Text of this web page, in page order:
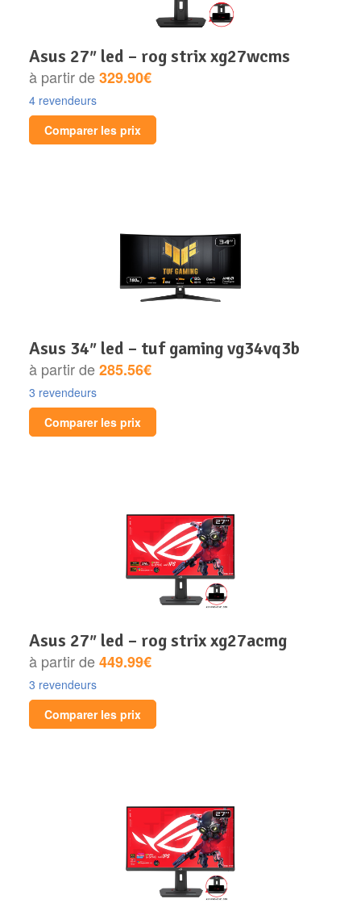
asus 27″ led – rog strix xg27wcms
à partir de329.90€
4 revendeurs
Comparer les prix
asus 34″ led – tuf gaming vg34vq3b
à partir de285.56€
3 revendeurs
Comparer les prix
asus 27″ led – rog strix xg27acmg
à partir de449.99€
3 revendeurs
Comparer les prix